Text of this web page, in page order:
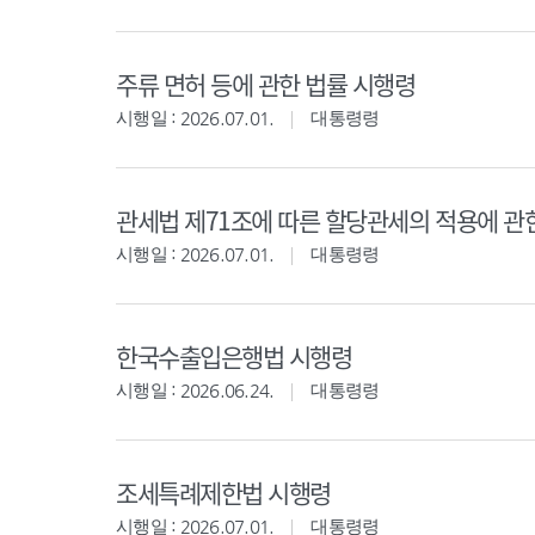
주류 면허 등에 관한 법률 시행령
시행일 : 2026.07.01. 대통령령
관세법 제71조에 따른 할당관세의 적용에 관
시행일 : 2026.07.01. 대통령령
한국수출입은행법 시행령
시행일 : 2026.06.24. 대통령령
조세특례제한법 시행령
시행일 : 2026.07.01. 대통령령